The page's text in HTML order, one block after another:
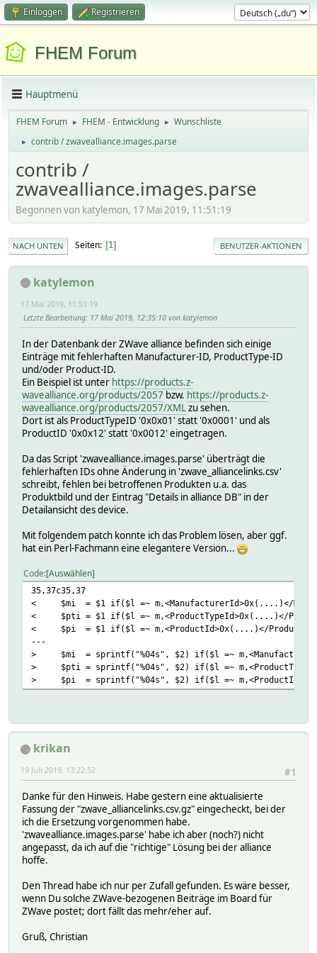
Einloggen Registrieren
FHEM Forum
Hauptmenü
FHEM Forum ► FHEM - Entwicklung ► Wunschliste
► contrib / zwavealliance.images.parse
contrib /
zwavealliance.images.parse
Begonnen von katylemon, 17 Mai 2019, 11:51:19
NACH UNTEN Seiten 1 BENUTZER-AKTIONEN
katylemon
17 Mai 2019, 11:51:19
Letzte Bearbeitung: 17 Mai 2019, 12:35:10 von katylemon
In der Datenbank der ZWave alliance befinden sich einige
Einträge mit fehlerhaften Manufacturer-ID, ProductType-ID
und/oder Product-ID.
Ein Beispiel ist unter https://products.z-
wavealliance.org/products/2057 bzw. https://products.z-
wavealliance.org/products/2057/XMLzu sehen.
Dort ist als ProductTypeID '0x0x01' statt '0x0001' und als
ProductID '0x0x12' statt '0x0012' eingetragen.
Da das Script 'zwavealliance.images.parse' überträgt die
fehlerhaften IDs ohne Änderung in 'zwave_alliancelinks.csv'
schreibt, fehlen bei betroffenen Produkten u.a. das
Produktbild und der Eintrag "Details in alliance DB" in der
Detailansicht des device.
Mit folgendem patch konnte ich das Problem lösen, aber ggf.
hat ein Perl-Fachmann eine elegantere Version...
Code Auswählen
35,37c35,37
< $mi = $1 if($l =~ m,<ManufacturerId>0x(....)</
< $pti = $1 if($l =~ m,<ProductTypeId>0x(....)</
< $pi = $1 if($l =~ m,<ProductId>0x(....)</
---
> $mi = sprintf("%04s", $2) if($l =~
> $pti = sprintf("%04s", $2) if($l =~
> $pi = sprintf("%04s", $2) if($l =~
krikan
#1
19 Juli 2019, 13:22:52
Danke für den Hinweis. Habe gestern eine aktualisierte
Fassung der "zwave_alliancelinks.csv.gz" eingecheckt, bei der
ich die Ersetzung vorgenommen habe.
'zwavealliance.images.parse' habe ich aber (noch?) nicht
angepasst, da ich auf die "richtige" Lösung bei der alliance
hoffe.
Den Thread habe ich nur per Zufall gefunden. Es wäre besser,
wenn Du solche ZWave-bezogenen Beiträge im Board für
ZWave postet; dort fällt das mehr/eher auf.
Gruß, Christian